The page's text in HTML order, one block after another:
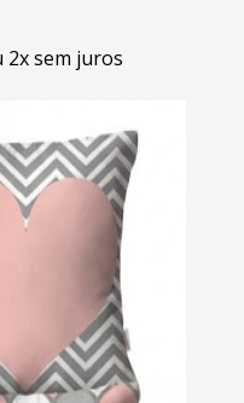
2x sem juros